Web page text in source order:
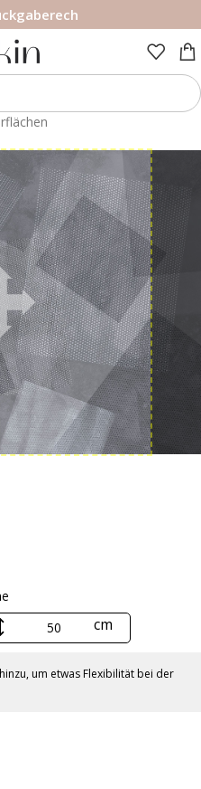
cm
um etwas Flexibilität bei der